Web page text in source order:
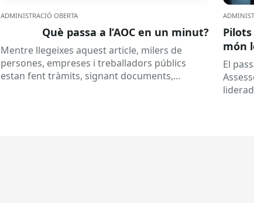
ADMINISTRACIÓ OBERTA
Què passa a l’AOC en un minut?
Mentre llegeixes aquest article, milers de
persones, empreses i treballadors públics
estan fent tràmits, signant documents,
món
altres
El